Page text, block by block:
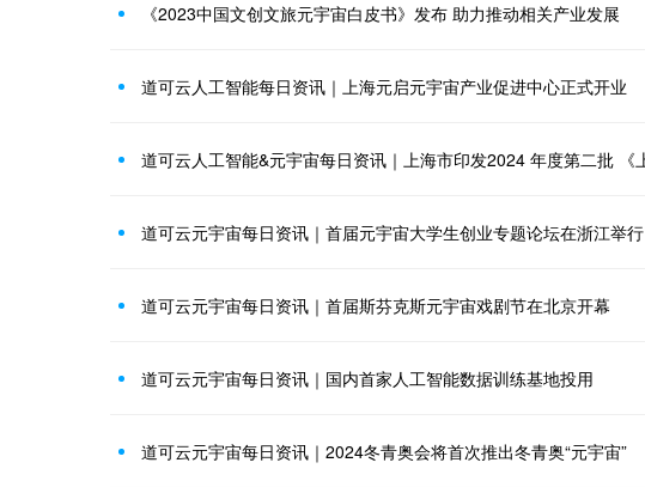
《2023中国文创文旅元宇宙白皮书》发布 助力推动相关产业发展
道可云人工智能每日资讯｜上海元启元宇宙产业促进中心正式开业
道可云元宇宙每日资讯｜首届元宇宙大学生创业专题论坛在浙江举行
道可云元宇宙每日资讯｜首届斯芬克斯元宇宙戏剧节在北京开幕
道可云元宇宙每日资讯｜国内首家人工智能数据训练基地投用
道可云元宇宙每日资讯｜2024冬青奥会将首次推出冬青奥“元宇宙”